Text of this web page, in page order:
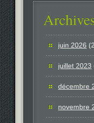
juin 2026
juillet 2023
décembre
novembre